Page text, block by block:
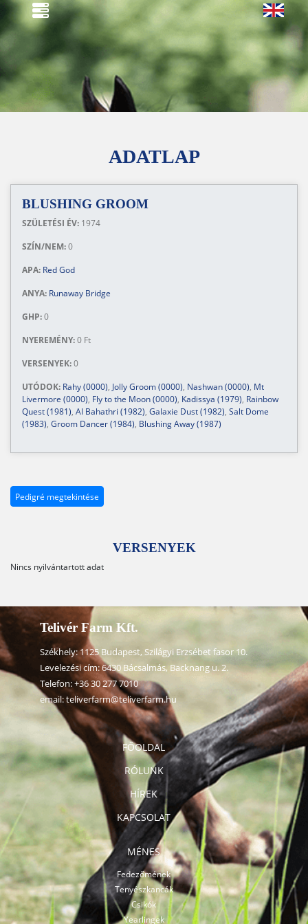
ADATLAP
BLUSHING GROOM
SZÜLETÉSI ÉV: 1974
SZÍN/NEM:0
APA: Red God
ANYA: Runaway Bridge
GHP:0
NYEREMÉNY:0 Ft
VERSENYEK:0
UTÓDOK: Rahy (0000), Jolly Groom (0000), Nashwan (0000), Mt
Livermore (0000), Fly to the Moon (0000), Kadissya (1979), Rainbow
Quest (1981), Al Bahathri (1982), Galaxie Dust (1982), Salt Dome
(1983), Groom Dancer (1984), Blushing Away (1987)
Pedigré megtekintése
VERSENYEK
Nincs nyilvántartott adat
FŐOLDAL
RÓLUNK
HÍREK
KAPCSOLAT
MÉNES
Fedezőmének
Tenyészkancák
Csikók
Yearlingek
Telivér Farm Kft.
Székhely: 1125 Budapest, Szilágyi Erzsébet fasor 10.
Levelezési cím: 6430 Bácsalmás, Backnang u. 2.
Telefon:+36 30 277 7010
email:teliverfarm@teliverfarm.hu